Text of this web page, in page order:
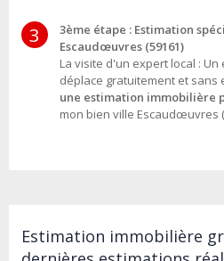
3
3ème étape : Estimation
Escaudœuvres (59161)
La visite d'un expert local :
déplace gratuitement et
une estimation immobilière
mon bien ville Escaudœuvres
Estimation immobilière